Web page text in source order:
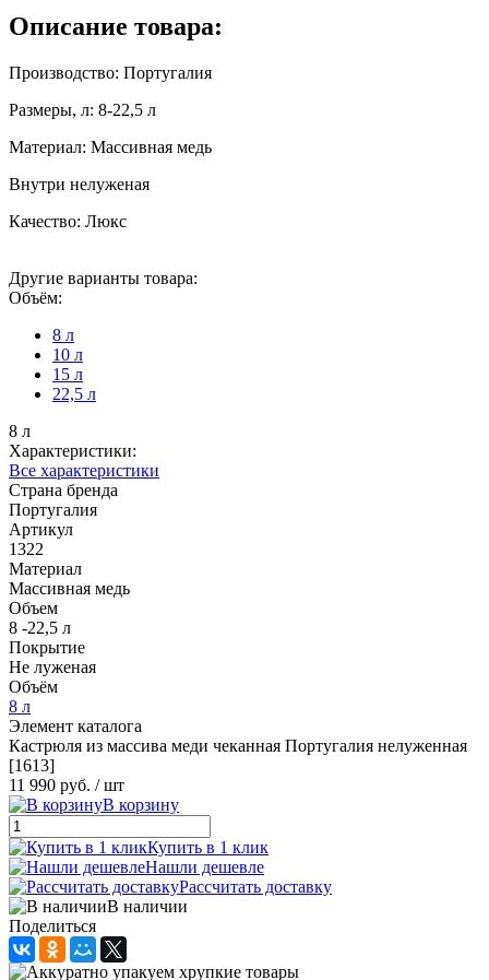
Описание товара:
Производство: Португалия
Размеры, л: 8-22,5 л
Материал: Массивная медь
Внутри нелуженая
Качество: Люкс
Другие варианты товара:
Объём:
8 л
10 л
15 л
22,5 л
8 л
Характеристики:
Все характеристики
Страна бренда
Португалия
Артикул
1322
Материал
Массивная медь
Объем
8 -22,5 л
Покрытие
Не луженая
Объём
8 л
Элемент каталога
Кастрюля из массива меди чеканная Португалия нелуженная
[1613]
11 990 руб. / шт
В корзину
Купить в 1 клик
Нашли дешевле
Рассчитать доставку
В наличии
Поделиться